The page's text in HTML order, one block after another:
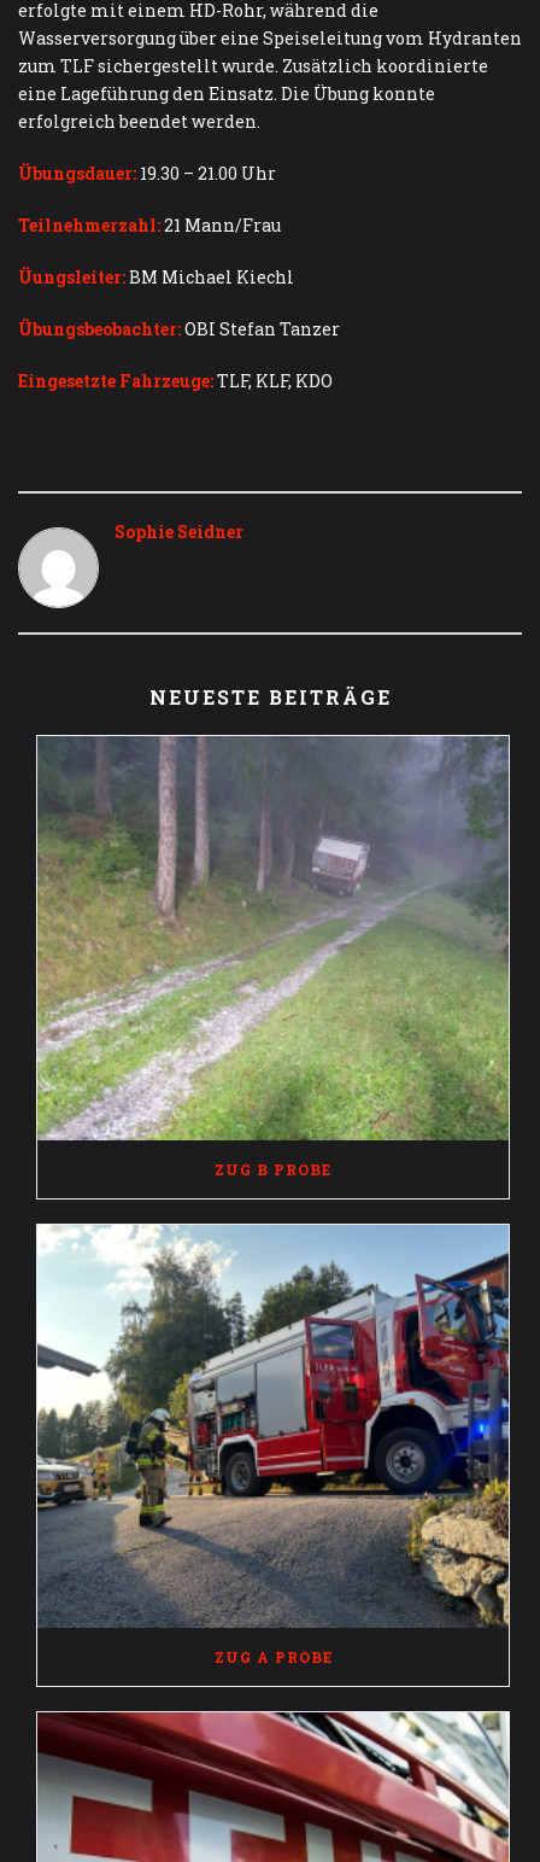
erfolgte mit einem HD-Rohr, während die
Wasserversorgung über eine Speiseleitung vom Hydranten
zum TLF sichergestellt wurde. Zusätzlich koordinierte
eine Lageführung den Einsatz. Die Übung konnte
erfolgreich beendet werden.
Übungsdauer: 19.30 – 21.00 Uhr
Teilnehmerzahl:21 Mann/Frau
Üungsleiter:BM Michael Kiechl
Übungsbeobachter:OBI Stefan Tanzer
Eingesetzte Fahrzeuge:TLF, KLF, KDO
Sophie Seidner
NEUESTE BEITRÄGE
ZUG B PROBE
ZUG A PROBE